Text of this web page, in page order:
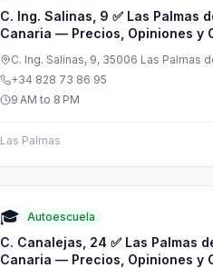
C. Ing. Salinas, 9 ✅ Las Palmas
Canaria — Precios, Opiniones y
C. Ing. Salinas, 9, 35006 Las Palmas
Palmas, España
+34 828 73 86 95
9 AM to 8 PM
Las Palmas
🎓 Autoescuela
C. Canalejas, 24 ✅ Las Palmas
Canaria — Precios, Opiniones y